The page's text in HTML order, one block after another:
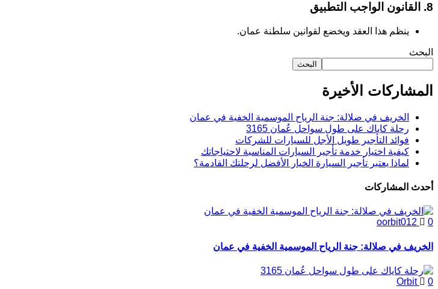
8. القانون الواجب التطبيق
ينظم هذا العقد ويخضع لقوانين سلطنة عمان.
البحث
البحث
المشاركات الأخيرة
الخريف في صلالة: جنة الرياح الموسمية الخفية في عمان
رحلة كاياك على طول سواحل عُمان 3165
فوائد التأجير طويل الأجل للسيارات للشركات
كيفية اختيار خدمة تأجير السيارات المناسبة لاحتياجاتك
لماذا يعتبر تأجير السيارة الخيار الأفضل لرحلتك القادمة؟
أحدث المشاركات
oorbit012 0
الخريف في صلالة: جنة الرياح الموسمية الخفية في عمان
Orbit 0